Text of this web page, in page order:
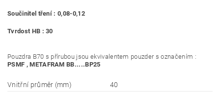
Součinitel tření : 0,08-0,12
Tvrdost HB : 30
Pouzdra B70 s přírubou jsou ekvivalentem pouzder s označením :
PSMF , METAFRAM BB.....BP25
Vnitřní průměr (mm)
40